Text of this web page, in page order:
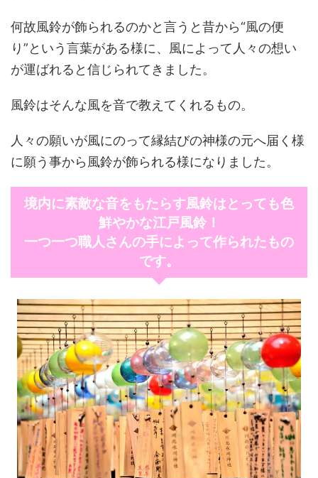
何故風鈴が飾られるのかと言うと昔から“風の便
り”という言葉がある様に、風によって人々の想い
が運ばれると信じられてきました。
風鈴はそんな風を音で教えてくれるもの。
人々の願いが風にのって縁結びの神様の元へ届く様
に願う事から風鈴が飾られる様になりました。
境内に素敵な音をもたらす風鈴はとっても色
鮮やかな江戸風鈴！
一つ一つ職人さんの手によって作られたもの
です。